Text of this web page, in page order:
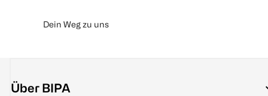
Dein Weg zu uns
Über BIPA